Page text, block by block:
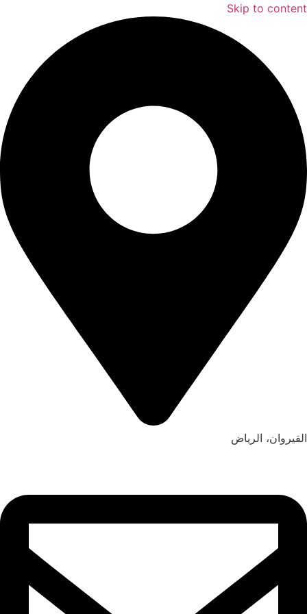
Skip to content
القيروان، الرياض